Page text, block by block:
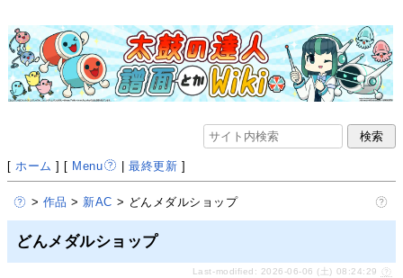
[ ホーム ] [ Menu |最終更新 ]
> 作品 > 新AC > どんメダルショップ
どんメダルショップ
Last-modified: 2026-06-06 (土) 08:24:29